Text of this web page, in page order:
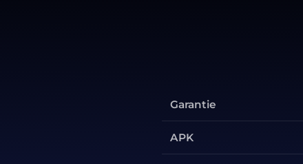
Garantie
APK